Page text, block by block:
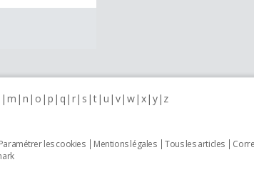
m n o p q r s t u v w x y z
Paramétrer les cookies Mentions légales Tous les articles